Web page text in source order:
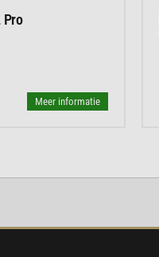
Pro
Meer informatie